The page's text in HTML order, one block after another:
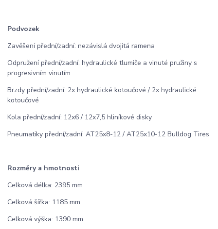
Podvozek
Zavěšení přední/zadní: nezávislá dvojitá ramena
Odpružení přední/zadní: hydraulické tlumiče a vinuté pružiny s
progresivním vinutím
Brzdy přední/zadní: 2x hydraulické kotoučové / 2x hydraulické
kotoučové
Kola přední/zadní: 12x6 / 12x7,5 hliníkové disky
Pneumatiky přední/zadní: AT25x8-12 / AT25x10-12 Bulldog Tires
Rozměry a hmotnosti
Celková délka: 2395 mm
Celková šířka: 1185 mm
Celková výška: 1390 mm